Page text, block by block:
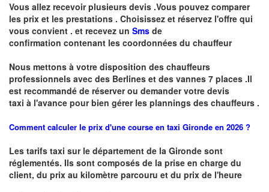
Vous allez recevoir plusieurs devis .Vous pouvez comparer
les prix et les prestations . Choisissez et réservez l'offre qui
vous convient . et recevez un Sms de
confirmation contenant les coordonnées du chauffeur
Nous mettons à votre disposition des chauffeurs
professionnels avec des Berlines et des vannes 7 places .Il
est recommandé de réserverou demandervotre devis
taxi à l'avance pour bien gérer les plannings des chauffeurs .
Comment calculer le prix d'une course en taxi Gironde en 2026 ?
Les tarifs taxi sur le département de la Gironde sont
réglementés. Ils sont composés de la prise en charge du
client, du prix au kilomètre parcouru et du prix de l'heure